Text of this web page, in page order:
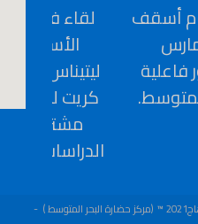
أسقف
فى 18 مارس
فاعلية
الأستاذ
ليتيناس
كريت لعقد
مشترك بين
الدراسات
)